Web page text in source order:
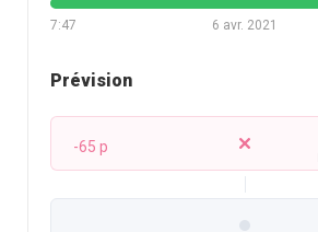
7:47 6 avr. 2021
Prévision
-65 p